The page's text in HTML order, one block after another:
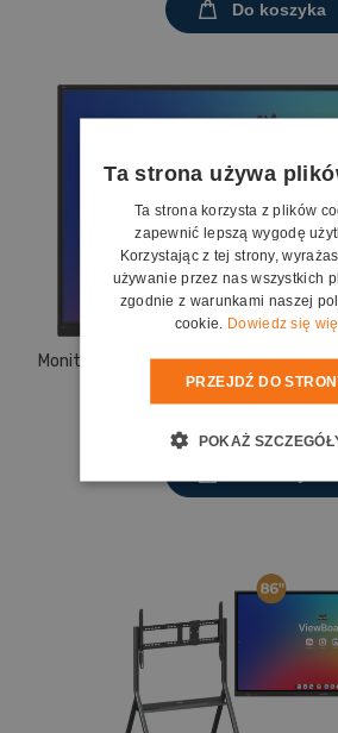
Do koszyka
Monitor interaktywny ViewBoard
16, google EDLA - 0%
Ta strona używa
Ta strona korzysta z plików
zapewnić lepszą wygodę
Korzystając z tej strony,
używanie przez nas wszystkich
zgodnie z warunkami naszej
cookie. Dowiedz się
PRZEJDŹ DO
POKAŻ